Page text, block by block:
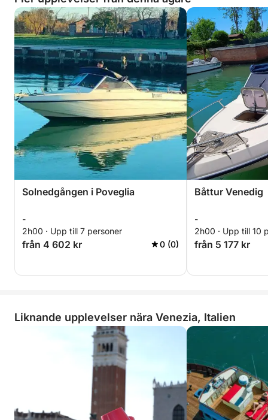
Solnedgången i Poveglia
-
2h00 · Upp till 7 personer
från 4 602 kr 0 (0)
Båttur Venedig
-
2h00 · Upp till 10
från 5 177 kr
Liknande upplevelser nära Venezia, Italien